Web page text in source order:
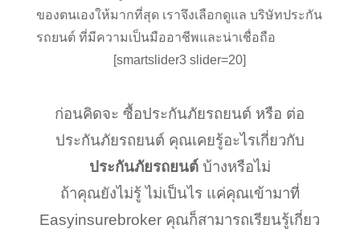
ของตนเองให้มากที่สุด เราจึงเลือกดูแล บริษัทประกัน
รถยนต์ ที่มีความเป็นมืออาชีพและน่าเชื่อถือ
[smartslider3 slider=20]
ก่อนคิดจะ ซื้อประกันภัยรถยนต์ หรือ ต่อ
ประกันภัยรถยนต์ คุณเคยรู้อะไรเกี่ยวกับ
ประกันภัยรถยนต์บ้างหรือไม่
ถ้าคุณยังไม่รู้ ไม่เป็นไร แค่คุณเข้ามาที่
Easyinsurebroker คุณก็สามารถเรียนรู้เกี่ยว